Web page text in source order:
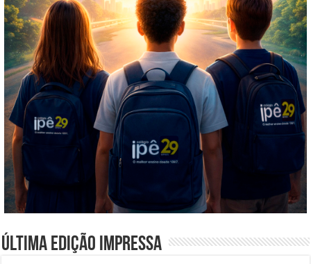
Última edição impressa